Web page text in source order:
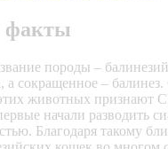
факты
породы –
а сокращенное –
животных признают
начали разводить
Благодаря такому